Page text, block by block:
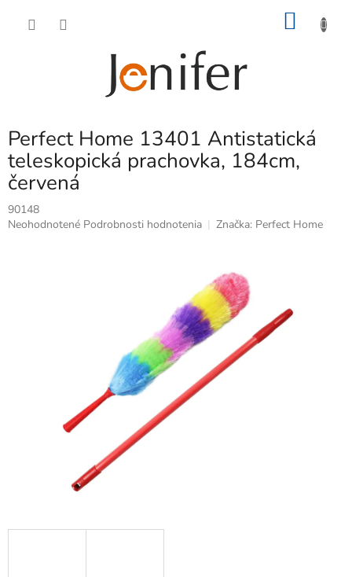
Perfect Home 13401 Antistatická
teleskopická prachovka, 184cm,
červená
90148
Priemerné
Neohodnotené Podrobnosti hodnotenia Značka: Perfect Home